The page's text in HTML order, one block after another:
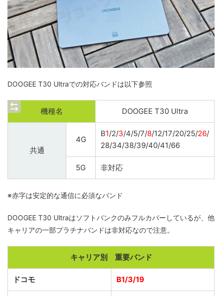
DOOGEE T30 Ultraでの対応バンドは以下参照
機種名 DOOGEE T30 Ultra
共通
4G
B1/2/3/4/5/7/8/12/17/20/25/26/
28/34/38/39/40/41/66
5G 非対応
※赤字は安定的な通信に必須なバンド
DOOGEE T30 Ultraはソフトバンクのみフルカバーしているが、他
キャリアの一部プラチナバンドは非対応なので注意。
キャリア別 重要バンド
ドコモ B1/3/19